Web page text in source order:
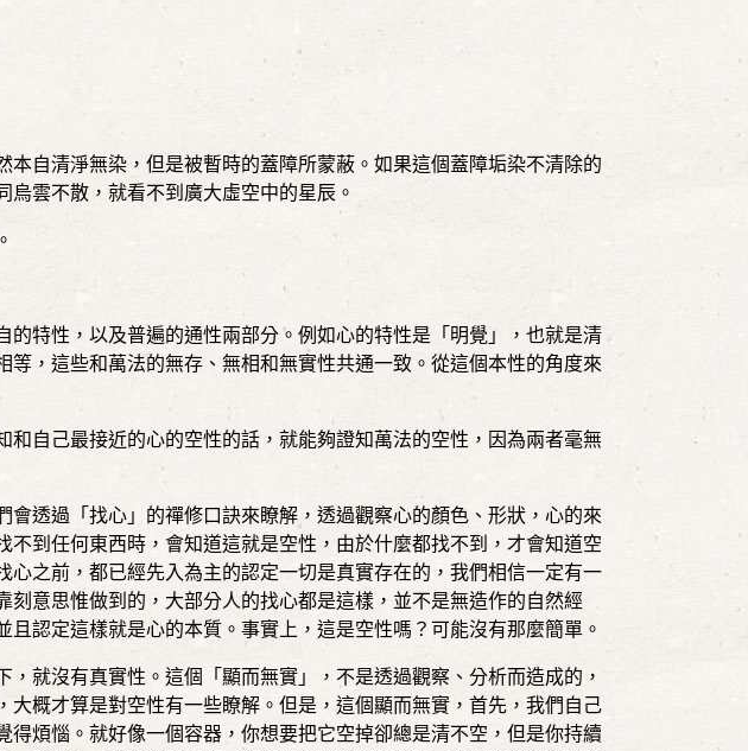
自清淨無染，但是被暫時的蓋障所蒙蔽。如果這個蓋障垢染不清除的
雲不散，就看不到廣大虛空中的星辰。
特性，以及普遍的通性兩部分。例如心的特性是「明覺」，也就是清
，這些和萬法的無存、無相和無實性共通一致。從這個本性的角度來
自己最接近的心的空性的話，就能夠證知萬法的空性，因為兩者毫無
透過「找心」的禪修口訣來瞭解，透過觀察心的顏色、形狀，心的來
到任何東西時，會知道這就是空性，由於什麼都找不到，才會知道空
之前，都已經先入為主的認定一切是真實存在的，我們相信一定有一
意思惟做到的，大部分人的找心都是這樣，並不是無造作的自然經
認定這樣就是心的本質。事實上，這是空性嗎？可能沒有那麼簡單。
就沒有真實性。這個「顯而無實」，不是透過觀察、分析而造成的，
概才算是對空性有一些瞭解。但是，這個顯而無實，首先，我們自己
煩惱。就好像一個容器，你想要把它空掉卻總是清不空，但是你持續